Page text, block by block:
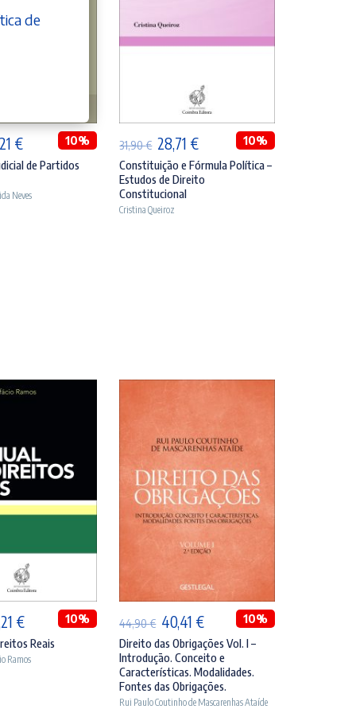
€O
preço
10%
de Partidos
Neves
ADICIONAR
31,90€ O
preço
original
era:
28,71 €O
preço
atual
10%
Constituição e Fórmula Política –
Estudos de Direito
Constitucional
Cristina Queiroz
€O
preço
atual
10%
Reais
Ramos
44,90€ O
preço
original
era:
44,90 €.
40,41 €O
preço
atual
é:
40,41 €.
10%
Direito das Obrigações Vol. I –
Introdução. Conceito e
Características. Modalidades.
Fontes das Obrigações.
Rui Paulo Coutinho de Mascarenhas Ataíde
de